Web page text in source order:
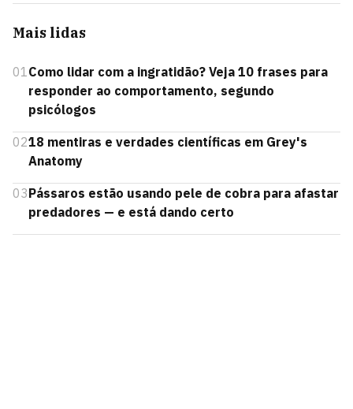
Mais lidas
01Como lidar com a ingratidão? Veja 10 frases para
responder ao comportamento, segundo
psicólogos
0218 mentiras e verdades científicas em Grey's
Anatomy
03Pássaros estão usando pele de cobra para afastar
predadores — e está dando certo